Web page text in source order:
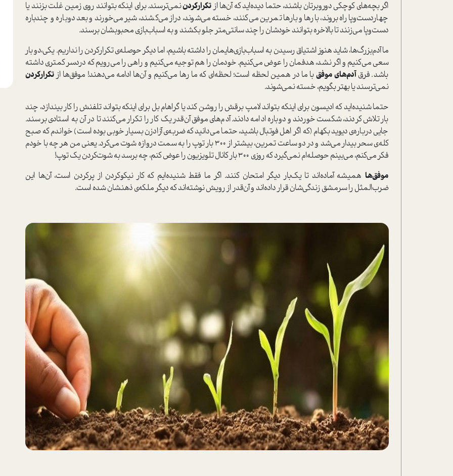
اگر بچه‌های کوچکی دور‌و‌برتان باشند، حتما دیده‌اید که آن‌ها ازتکرار‌کردننمی‌ترسند. برای اینکه بتوانند روی زمین غلت بزنند یا
چهار‌دست‌و‌پا راه بروند، بارها و بارها تمرین می‌کنند، خسته می‌شوند، دراز می‌کشند، شیر می‌خورند و بعد دوباره و چندباره
دست‌و‌پا می‌زنند تا بالاخره بتوانند خودشان را چند سانتی‌متر جلو بکشند و به اسباب‌بازی محبوبشان برسند.
ما آدم‌بزرگ‌ها، شاید هنوز اشتیاق رسیدن به اسباب‌بازی‌هایمان را داشته باشیم، اما دیگر حوصله‌ی تکرار‌کردن را نداریم. یکی‌،دو ‌بار
سعی می‌کنیم و اگر نشد، هدفمان را عوض می‌کنیم. خودمان را هم توجیه می‌کنیم و راهی را می‌رویم که دردسر کمتری داشته
باشد. فرقآدم‌های موفقبا ما در همین لحظه است؛ لحظه‌ای که ما رها می‌کنیم و آن‌ها ادامه می‌دهند! موفق‌ها ازتکرار‌کردن
نمی‌ترسند یا بهتر بگویم، خسته نمی‌شوند.
حتما شنیده‌اید که ادیسون برای اینکه بتواند لامپ برقش را روشن کند یا گراهام بل برای اینکه بتواند تلفنش را کار بیندازد، چند
بار تلاش کردند، شکست خوردند و دوباره ادامه دادند. آدم‌های موفق آن‌قدر یک کار را تکرار می‌کنند تا در آن به استادی برسند.
جایی درباره‌ی دیوید بکهام (که اگر اهل فوتبال باشید، حتما می‌دانید که ضربه‌ی آزاد‌زن بسیار خوبی بوده است) خواندم که صبح
کله‌‌ی سحر بیدار می‌شد و در دو ساعت تمرین، بیشتر از 300 بار توپ را به سمت دروازه شوت می‌کرد. یعنی من هر چه با خودم
فکر می‌کنم، می‌بینم حوصله‌ام نمی‌گیرد که روزی 300 بار کانال تلویزیون را عوض کنم، چه برسد به شوت‌کردن یک توپ!
موفق‌ها همیشه آماده‌اند تا یک‌بار دیگر امتحان کنند. اگر ما فقط شنیده‌ایم که کار نیکو‌کردن از پر‌کردن است، آن‌ها این
ضرب‌المثل را سرمشق زندگی‌شان قرار داده‌اند و آن‌قدر از رویش نوشته‌اند که دیگر ملکه‌ی ذهنشان شده است.